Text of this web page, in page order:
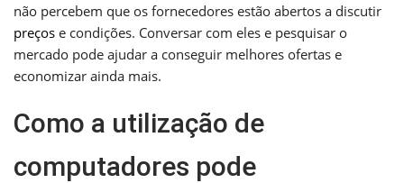
não percebem que os fornecedores estão abertos a discutir
preços e condições. Conversar com eles e pesquisar o
mercado pode ajudar a conseguir melhores ofertas e
economizar ainda mais.
Como a utilização de
computadores pode